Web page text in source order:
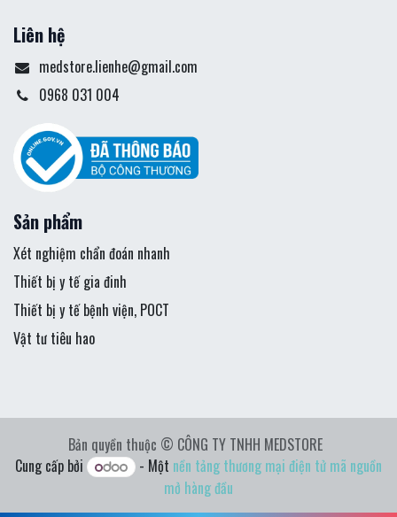
Liên hệ
medstore.lienhe@gmail.com
0968 031 004
Sản phẩm
Xét nghiệm chẩn đoán nhanh
Thiết bị y tế gia đinh
Thiết bị y tế bệnh viện, POCT
Vật tư tiêu hao
Bản quyền thuộc © CÔNG TY TNHH MEDSTORE
Cung cấp bởi
- Một nền tảng thương mại điện tử mã nguồn
mở hàng đầu